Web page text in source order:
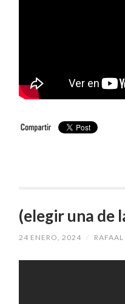
(elegir una de
24 ENERO, 2024 / RAFAAL